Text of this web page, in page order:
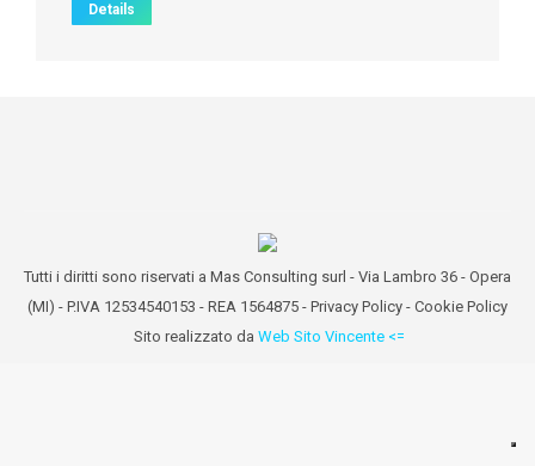
Details
Tutti i diritti sono riservati a Mas Consulting surl - Via Lambro 36 - Opera
(MI) - P.IVA 12534540153 - REA 1564875 - Privacy Policy - Cookie Policy
Sito realizzato da Web Sito Vincente <=